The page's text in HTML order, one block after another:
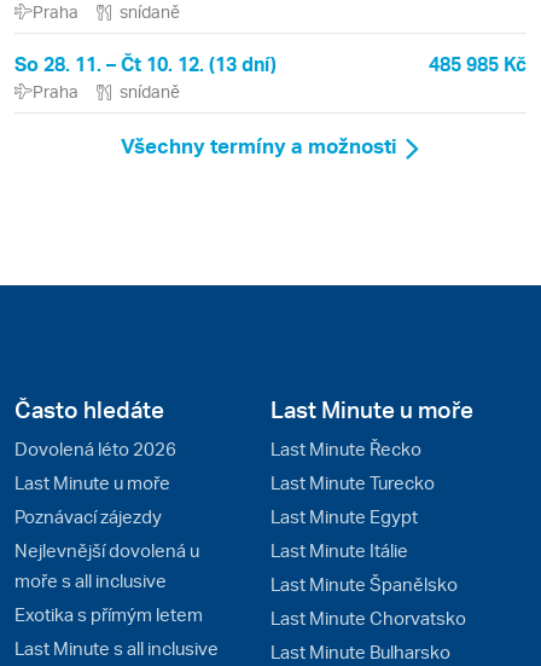
Praha snídaně
So 28. 11. – Čt 10. 12. (13 dní) 485 985 Kč
Praha snídaně
Všechny termíny a možnosti
Často hledáte
Dovolená léto 2026
Last Minute u moře
Poznávací zájezdy
Nejlevnější dovolená u
moře s all inclusive
Exotika s přímým letem
Last Minute s all inclusive
Last Minute u moře
Last Minute Řecko
Last Minute Turecko
Last Minute Egypt
Last Minute Itálie
Last Minute Španělsko
Last Minute Chorvatsko
Last Minute Bulharsko